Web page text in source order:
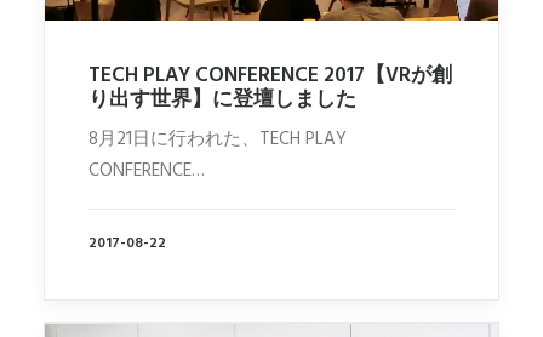
TECH PLAY CONFERENCE 2017【VRが創
り出す世界】に登壇しました
8月21日に行われた、TECH PLAY
CONFERENCE…
2017-08-22